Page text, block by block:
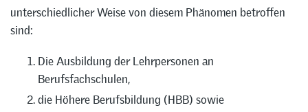
unterschiedlicher Weise von diesem Phänomen betroffen
sind:
Die Ausbildung der Lehrpersonen an
Berufsfachschulen,
die Höhere Berufsbildung (HBB) sowie